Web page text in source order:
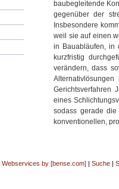
baubegleitende
gegenüber der
Insbesondere
weil sie auf einen
in Bauabläufen, in
kurzfristig
verändern, dass
Gerichtsverfahren
eines
sodass gerade die
konventionellen,
Webservices by [bense.com] | Suche |